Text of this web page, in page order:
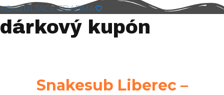
KONZULTACE ZDARMA
dárkový kupón
Snakesub Liberec –